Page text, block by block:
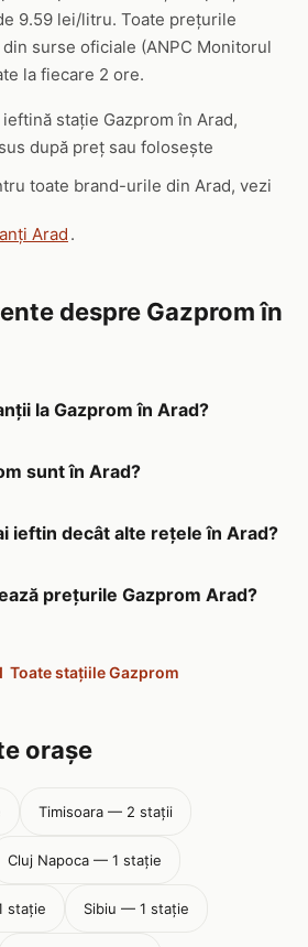
9.59 lei/litru. Toate prețurile
surse oficiale (ANPC Monitorul
la fiecare 2 ore.
stație Gazprom în Arad,
după preț sau folosește
toate brand-urile din Arad, vezi
Arad .
despre Gazprom în
la Gazprom în Arad?
sunt în Arad?
ieftin decât alte rețele în Arad?
prețurile Gazprom Arad?
Toate stațiile Gazprom
orașe
Timisoara — 2 stații
Cluj Napoca — 1 stație
stație Sibiu — 1 stație